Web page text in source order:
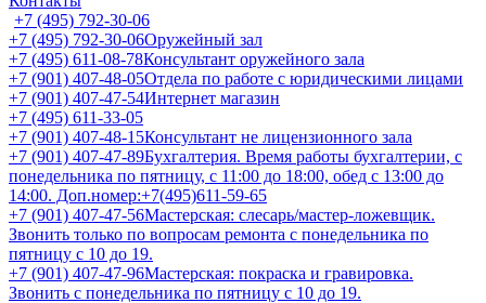
+7 (495) 792-30-06
+7 (495) 792-30-06Оружейный зал
+7 (495) 611-08-78Консультант оружейного зала
+7 (901) 407-48-05Отдела по работе с юридическими лицами
+7 (901) 407-47-54Интернет магазин
+7 (495) 611-33-05
+7 (901) 407-48-15Консультант не лицензионного зала
+7 (901) 407-47-89Бухгалтерия. Время работы бухгалтерии, с
понедельника по пятницу, с 11:00 до 18:00, обед с 13:00 до
14:00. Доп.номер:+7(495)611-59-65
+7 (901) 407-47-56Мастерская: слесарь/мастер-ложевщик.
Звонить только по вопросам ремонта с понедельника по
пятницу с 10 до 19.
+7 (901) 407-47-96Мастерская: покраска и гравировка.
Звонить с понедельника по пятницу с 10 до 19.